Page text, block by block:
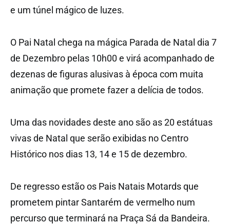
e um túnel mágico de luzes.
O Pai Natal chega na mágica Parada de Natal dia 7
de Dezembro pelas 10h00 e virá acompanhado de
dezenas de figuras alusivas à época com muita
animação que promete fazer a delícia de todos.
Uma das novidades deste ano são as 20 estátuas
vivas de Natal que serão exibidas no Centro
Histórico nos dias 13, 14 e 15 de dezembro.
De regresso estão os Pais Natais Motards que
prometem pintar Santarém de vermelho num
percurso que terminará na Praça Sá da Bandeira.